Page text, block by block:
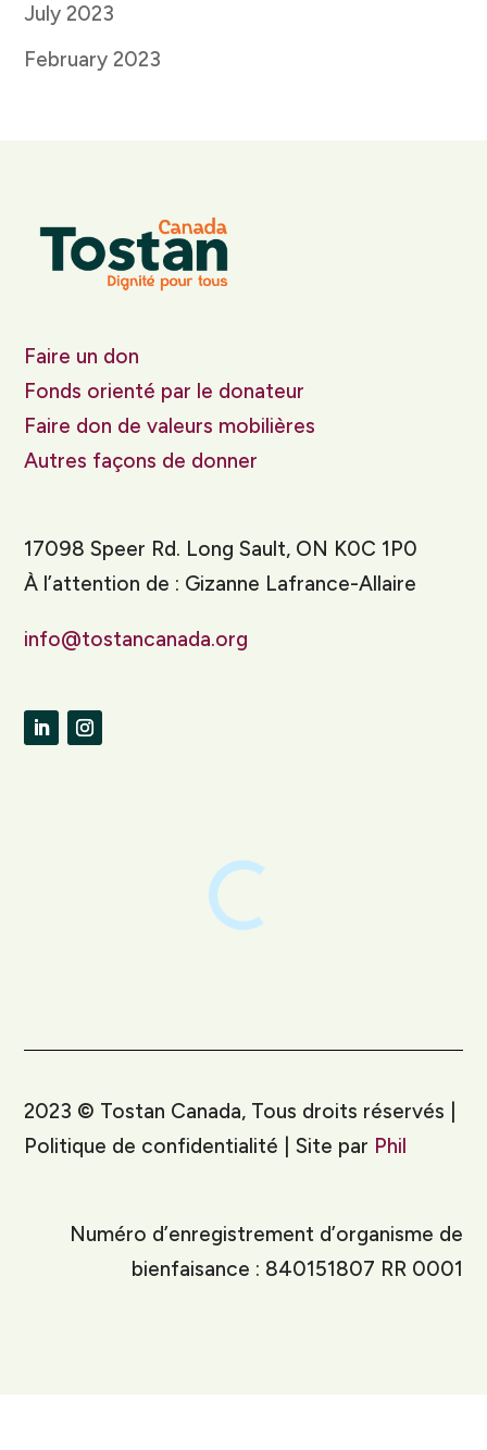
July 2023
February 2023
Faire un don
Fonds orienté par le donateur
Faire don de valeurs mobilières
Autres façons de donner
17098 Speer Rd. Long Sault, ON K0C 1P0
À l’attention de : Gizanne Lafrance-Allaire
info@tostancanada.org
2023 © Tostan Canada, Tous droits réservés |
Politique de confidentialité | Site par Phil
Numéro d’enregistrement d’organisme de
bienfaisance : 840151807 RR 0001